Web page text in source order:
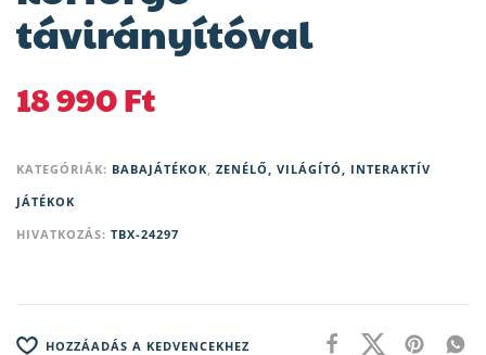
távirányítóval
18 990Ft
KATEGÓRIÁK: BABAJÁTÉKOK, ZENÉLŐ, VILÁGÍTÓ, INTERAKTÍV
JÁTÉKOK
HIVATKOZÁS: TBX-24297
HOZZÁADÁS A KEDVENCEKHEZ